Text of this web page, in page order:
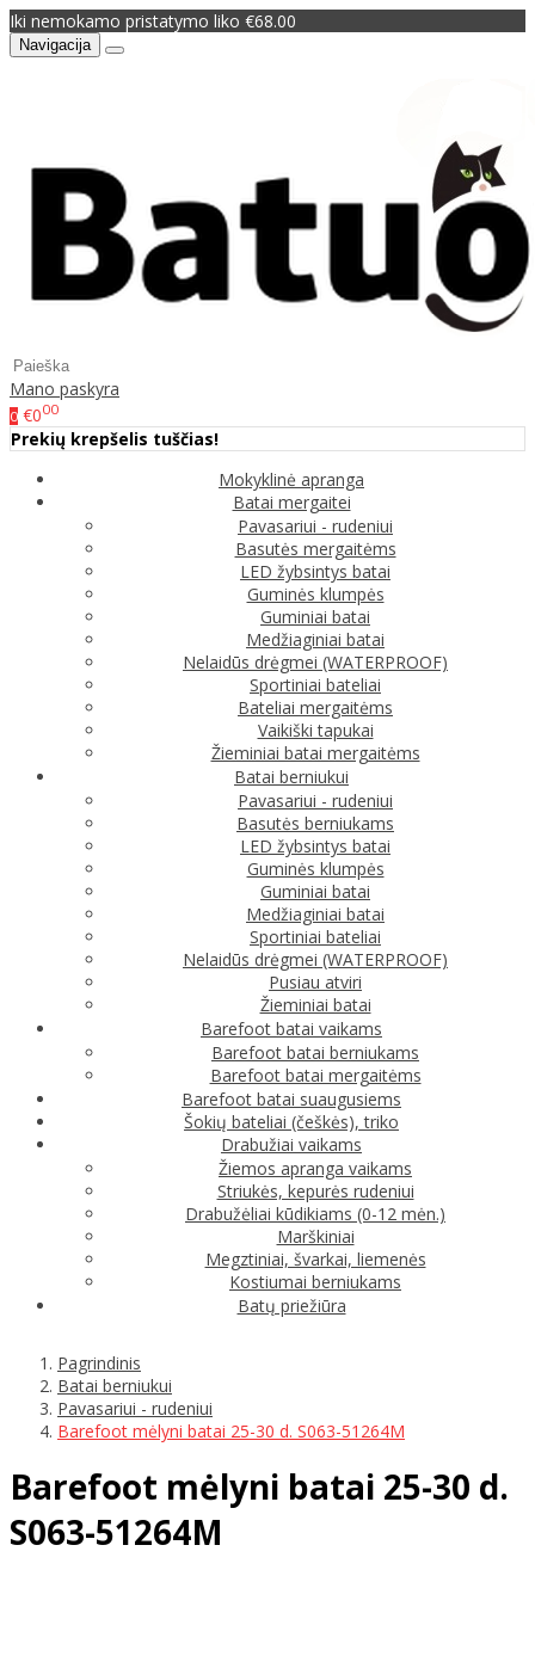
Iki nemokamo pristatymo liko €68.00
Navigacija
Mano paskyra
0 €000
Prekių krepšelis tuščias!
Mokyklinė apranga
Batai mergaitei
Pavasariui - rudeniui
Basutės mergaitėms
LED žybsintys batai
Guminės klumpės
Guminiai batai
Medžiaginiai batai
Nelaidūs drėgmei (WATERPROOF)
Sportiniai bateliai
Bateliai mergaitėms
Vaikiški tapukai
Žieminiai batai mergaitėms
Batai berniukui
Pavasariui - rudeniui
Basutės berniukams
LED žybsintys batai
Guminės klumpės
Guminiai batai
Medžiaginiai batai
Sportiniai bateliai
Nelaidūs drėgmei (WATERPROOF)
Pusiau atviri
Žieminiai batai
Barefoot batai vaikams
Barefoot batai berniukams
Barefoot batai mergaitėms
Barefoot batai suaugusiems
Šokių bateliai (češkės), triko
Drabužiai vaikams
Žiemos apranga vaikams
Striukės, kepurės rudeniui
Drabužėliai kūdikiams (0-12 mėn.)
Marškiniai
Megztiniai, švarkai, liemenės
Kostiumai berniukams
Batų priežiūra
Pagrindinis
Batai berniukui
Pavasariui - rudeniui
Barefoot mėlyni batai 25-30 d. S063-51264M
Barefoot mėlyni batai 25-30 d.
S063-51264M